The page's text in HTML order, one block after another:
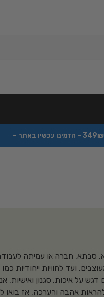
חברה או עמיתה לעבודה,
ועד לחוויות ייחודיות כמו
על איכות, סגנון ואישיות,
אהבה והערכה, אז בואו